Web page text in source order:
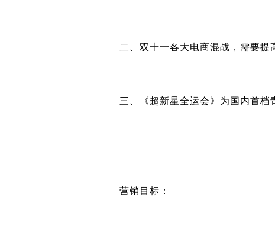
二、双十一各大电商混战，需要提
三、《超新星全运会》为国内首档
营销目标：